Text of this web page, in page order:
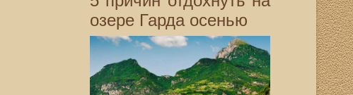
озере Гарда осенью